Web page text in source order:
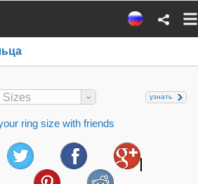
Sizes узнать
ring size with friends